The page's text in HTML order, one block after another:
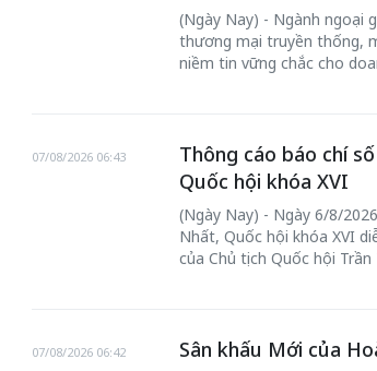
(Ngày Nay) - Ngành ngoại
thương mại truyền thống,
niềm tin vững chắc cho
Thông cáo báo chí
Quốc hội khóa XVI
07/08/2026 06:43
(Ngày Nay) - Ngày 6/8/
Nhất, Quốc hội khóa XVI
của Chủ tịch Quốc hội Trần
Sân khấu Mới của
07/08/2026 06:42